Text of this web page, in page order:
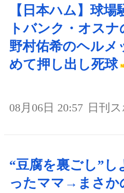
【日本ハム】球
トバンク・オス
野村佑希のヘルメ
めて押し出し死球
08月06日 20:57 日刊
“豆腐を裏ごし”し
ったママ→まさか